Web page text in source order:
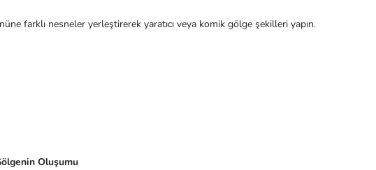
farklı nesneler yerleştirerek yaratıcı veya komik gölge şekilleri yapın.
Oluşumu